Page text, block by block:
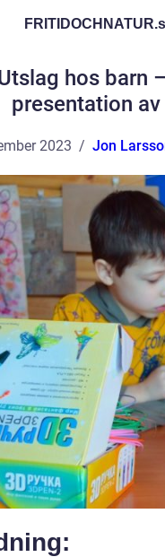
FRITIDOCHNATUR.
hos barn
presentation
2023 Jon